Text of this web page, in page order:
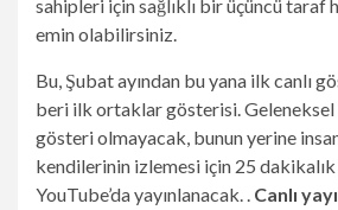
sahipleri için sağlıklı bir üçüncü taraf
emin olabilirsiniz.
Bu, Şubat ayından bu yana ilk canlı
beri ilk ortaklar gösterisi. Geleneksel
gösteri olmayacak, bunun yerine
kendilerinin izlemesi için 25
YouTube’da yayınlanacak. . Canlı